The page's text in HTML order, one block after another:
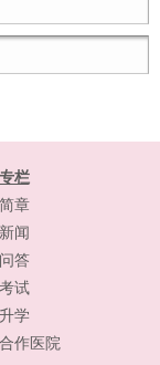
栏
章
闻
答
试
学
作医院